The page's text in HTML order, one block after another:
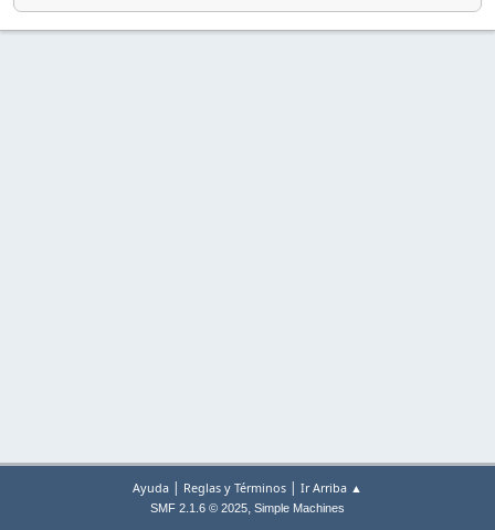
Ayuda | Reglas y Términos | Ir Arriba ▲
SMF 2.1.6 © 2025, Simple Machines